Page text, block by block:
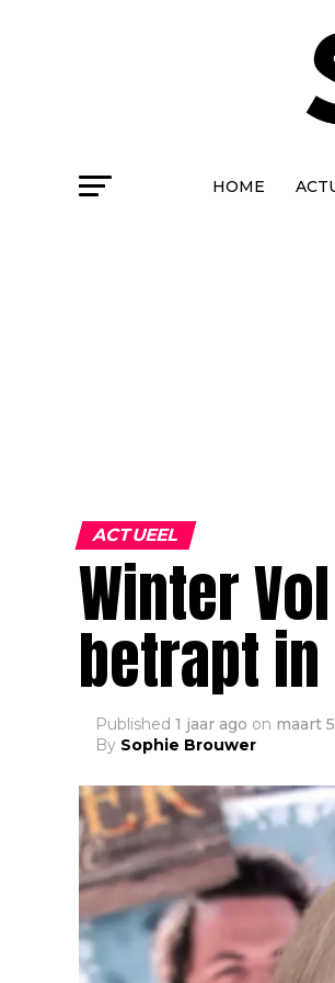
HOME
ACTUEEL
Winter
betrapt
Published 1 jaar ago on maart
By Sophie Brouwer